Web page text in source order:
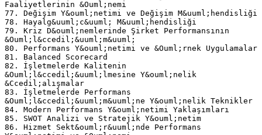
Faaliyetlerinin &Ouml;nemi
77. Değişim Y&ouml;netimi ve Değişim M&uuml;hendisliği
78. Hayalg&uuml;c&uuml; M&uuml;hendisliği
79. Kriz D&ouml;nemlerinde Şirket Performansının
&Ouml;l&ccedil;&uuml;m&uuml;
80. Performans Y&ouml;netimi ve &Ouml;rnek Uygulamalar
81. Balanced Scorecard
82. İşletmelerde Kalitenin
&Ouml;l&ccedil;&uuml;lmesine Y&ouml;nelik
&Ccedil;alışmalar
83. İşletmelerde Performans
&Ouml;l&ccedil;&uuml;m&uuml;ne Y&ouml;nelik Teknikler
84. Modern Performans Y&ouml;netimi Yaklaşımları
85. SWOT Analizi ve Stratejik Y&ouml;netim
86. Hizmet Sekt&ouml;r&uuml;nde Performans